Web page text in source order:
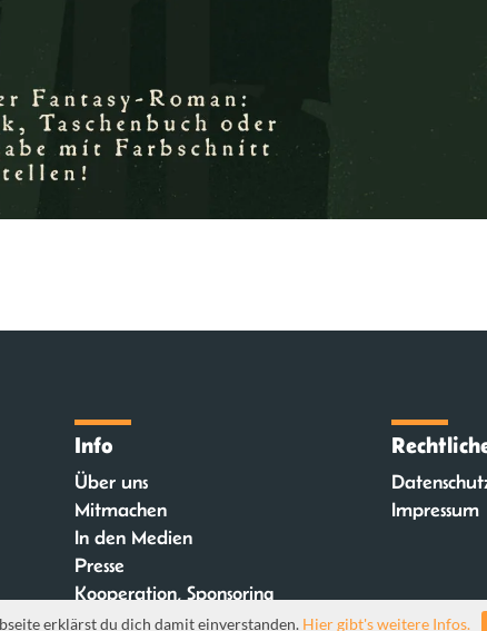
Info
Über uns
Mitmachen
In den Medien
Presse
Kooperation, Sponsoring
FAQ
Impressum
erklärst du dich damit einverstanden. Hier gibt's weitere Infos.